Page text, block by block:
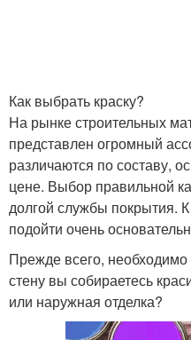
Как выбрать краску?
На рынке строительных
представлен огромный
различаются по составу,
цене. Выбор правильной
долгой службы покрытия.
подойти очень
Прежде всего, необходимо
стену вы собираетесь
или наружная отделка?